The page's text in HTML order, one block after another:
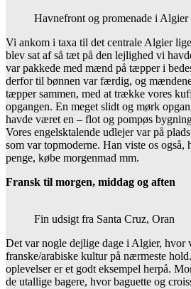
Havnefront og promenade i Algier
Vi ankom i taxa til det centrale Algier
blev sat af så tæt på den lejlighed vi
var pakkede med mænd på tæpper i
derfor til bønnen var færdig, og
tæpper sammen, med at trække vores
opgangen. En meget slidt og mørk
havde været en – flot og pompøs
Vores engelsktalende udlejer var på
som var topmoderne. Han viste os også,
penge, købe morgenmad mm.
Fransk til morgen, middag og aften
Fin udsigt fra Santa Cruz, Oran
Det var nogle dejlige dage i Algier, hvor
franske/arabiske kultur på nærmeste
oplevelser er et godt eksempel herpå.
de utallige bagere, hvor baguette og